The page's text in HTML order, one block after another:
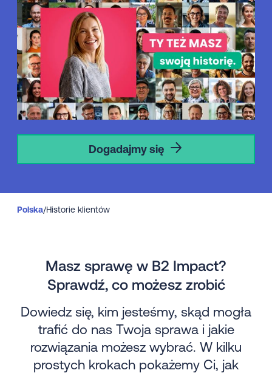
Dogadajmy się
Polska/Historie klientów
Masz sprawę w B2 Impact?
Sprawdź, co możesz zrobić
Dowiedz się, kim jesteśmy, skąd mogła
trafić do nas Twoja sprawa i jakie
rozwiązania możesz wybrać. W kilku
prostych krokach pokażemy Ci, jak